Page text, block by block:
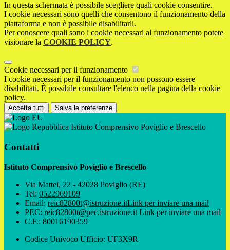
In questa schermata è possibile scegliere quali cookie consentire.
I cookie necessari sono quelli che consentono il funzionamento della
piattaforma e non è possibile disabilitarli.
Per conoscere quali sono i cookie necessari al funzionamento potete
visionare la COOKIE POLICY.
Cookie necessari per il funzionamento
I cookie necessari per il funzionamento non possono essere
disabilitati. È possibile consultare l'elenco nella pagina della cookie
policy.
Accetta tutti Salva le preferenze
Istituto Comprensivo Poviglio e Brescello
Contatti
Istituto Comprensivo Poviglio e Brescello
Via Mattei, 22 - 42028 Poviglio (RE)
Tel: 0522969109
Email: reic82800t@istruzione.itLink per inviare una mail
PEC: reic82800t@pec.istruzione.it Link per inviare una mail
C.F.: 80016190359
Codice Univoco Ufficio: UF3X9R